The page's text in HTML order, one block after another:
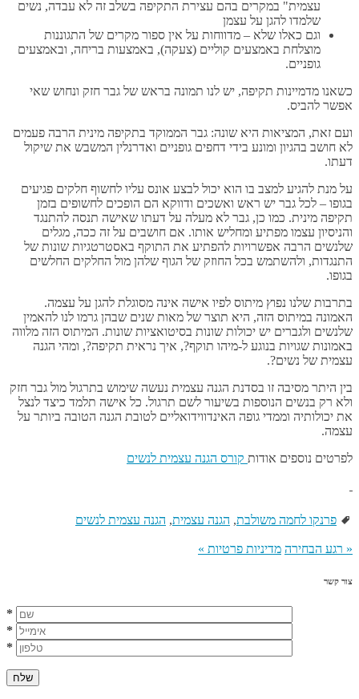
עצמית" במקרים בהם עצירת התקיפה בשלב זה לא עבדה, נשים
שלמדו להגן על עצמן
וגם כאלו שלא – מדווחות על אין ספור מקרים של התגוננות
מוצלחת באמצעים קוליים (צעקה), באמצעות בריחה, ובאמצעים
גופניים.
כשאנו מדמיינות תקיפה, יש לנו תמונה בראש של גבר חזק ונחוש שאי
אפשר להביס.
ועם זאת, המציאות היא שונה: גבר הממוקד בתקיפה מינית הרבה פעמים
לא חושב בהגיון ומונע בידי דחפים גופניים ואדרנלין המשבש את שיקול
דעתו.
על מנת להגיע למצב בו הוא יכול לבצע אונס עליו לחשוף חלקים פגיעים
בגופו – לכל גבר יש ראש ואשכים ודווקא הם הופכים לחשופים בזמן
תקיפה מינית. כמו כן, גבר לא מעלה על דעתו שאישה תנסה להתנגד
והניסיון עצמו מפתיע ומחליש אותו. אם חושבים על זה ככה, מגלים
שלנשים הרבה אפשרויות להפתיע את התוקף באסטרטגיות שונות של
התנגדות, ולהשתמש בכל החוזק של הגוף שלהן מול החלקים החלשים
בגופו.
בתרבות שלנו נפוץ מיתוס לפיו אישה אינה מסוגלת להגן על עצמה.
האמונה במיתוס הזה, היא תוצר של מאות שנים שבהן גרמו לנו להאמין
שלנשים ולגברים יש יכולות שונות בסיטואציות שונות. המיתוס הזה מלווה
באמונות שגויות בנוגע ל-מיהו תוקף?, איך נראית תקיפה?, ומהי הגנה
עצמית של נשים?.
בין היתר מסיבה זו בסדנת הגנה עצמית נעשה שימוש בתרגול מול גבר חזק
ולא רק בנשים הנוספות בשיעור לשם תרגול. כל אישה תלמד כיצד לנצל
את יכולותיה וממדי גופה האינדווידואליים לטובת הגנה הטובה ביותר על
עצמה.
לפרטים נוספים אודות קורס הגנה עצמית לנשים
פרנקו לחמה משולבת, הגנה עצמית, הגנה עצמית לנשים
« רגע הבחירה מדיניות פרטיות »
צור קשר
*
*
*